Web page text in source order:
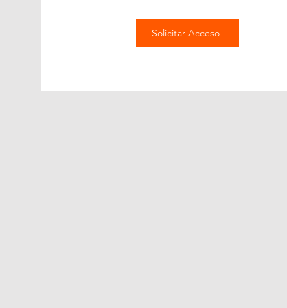
Solicitar Acceso